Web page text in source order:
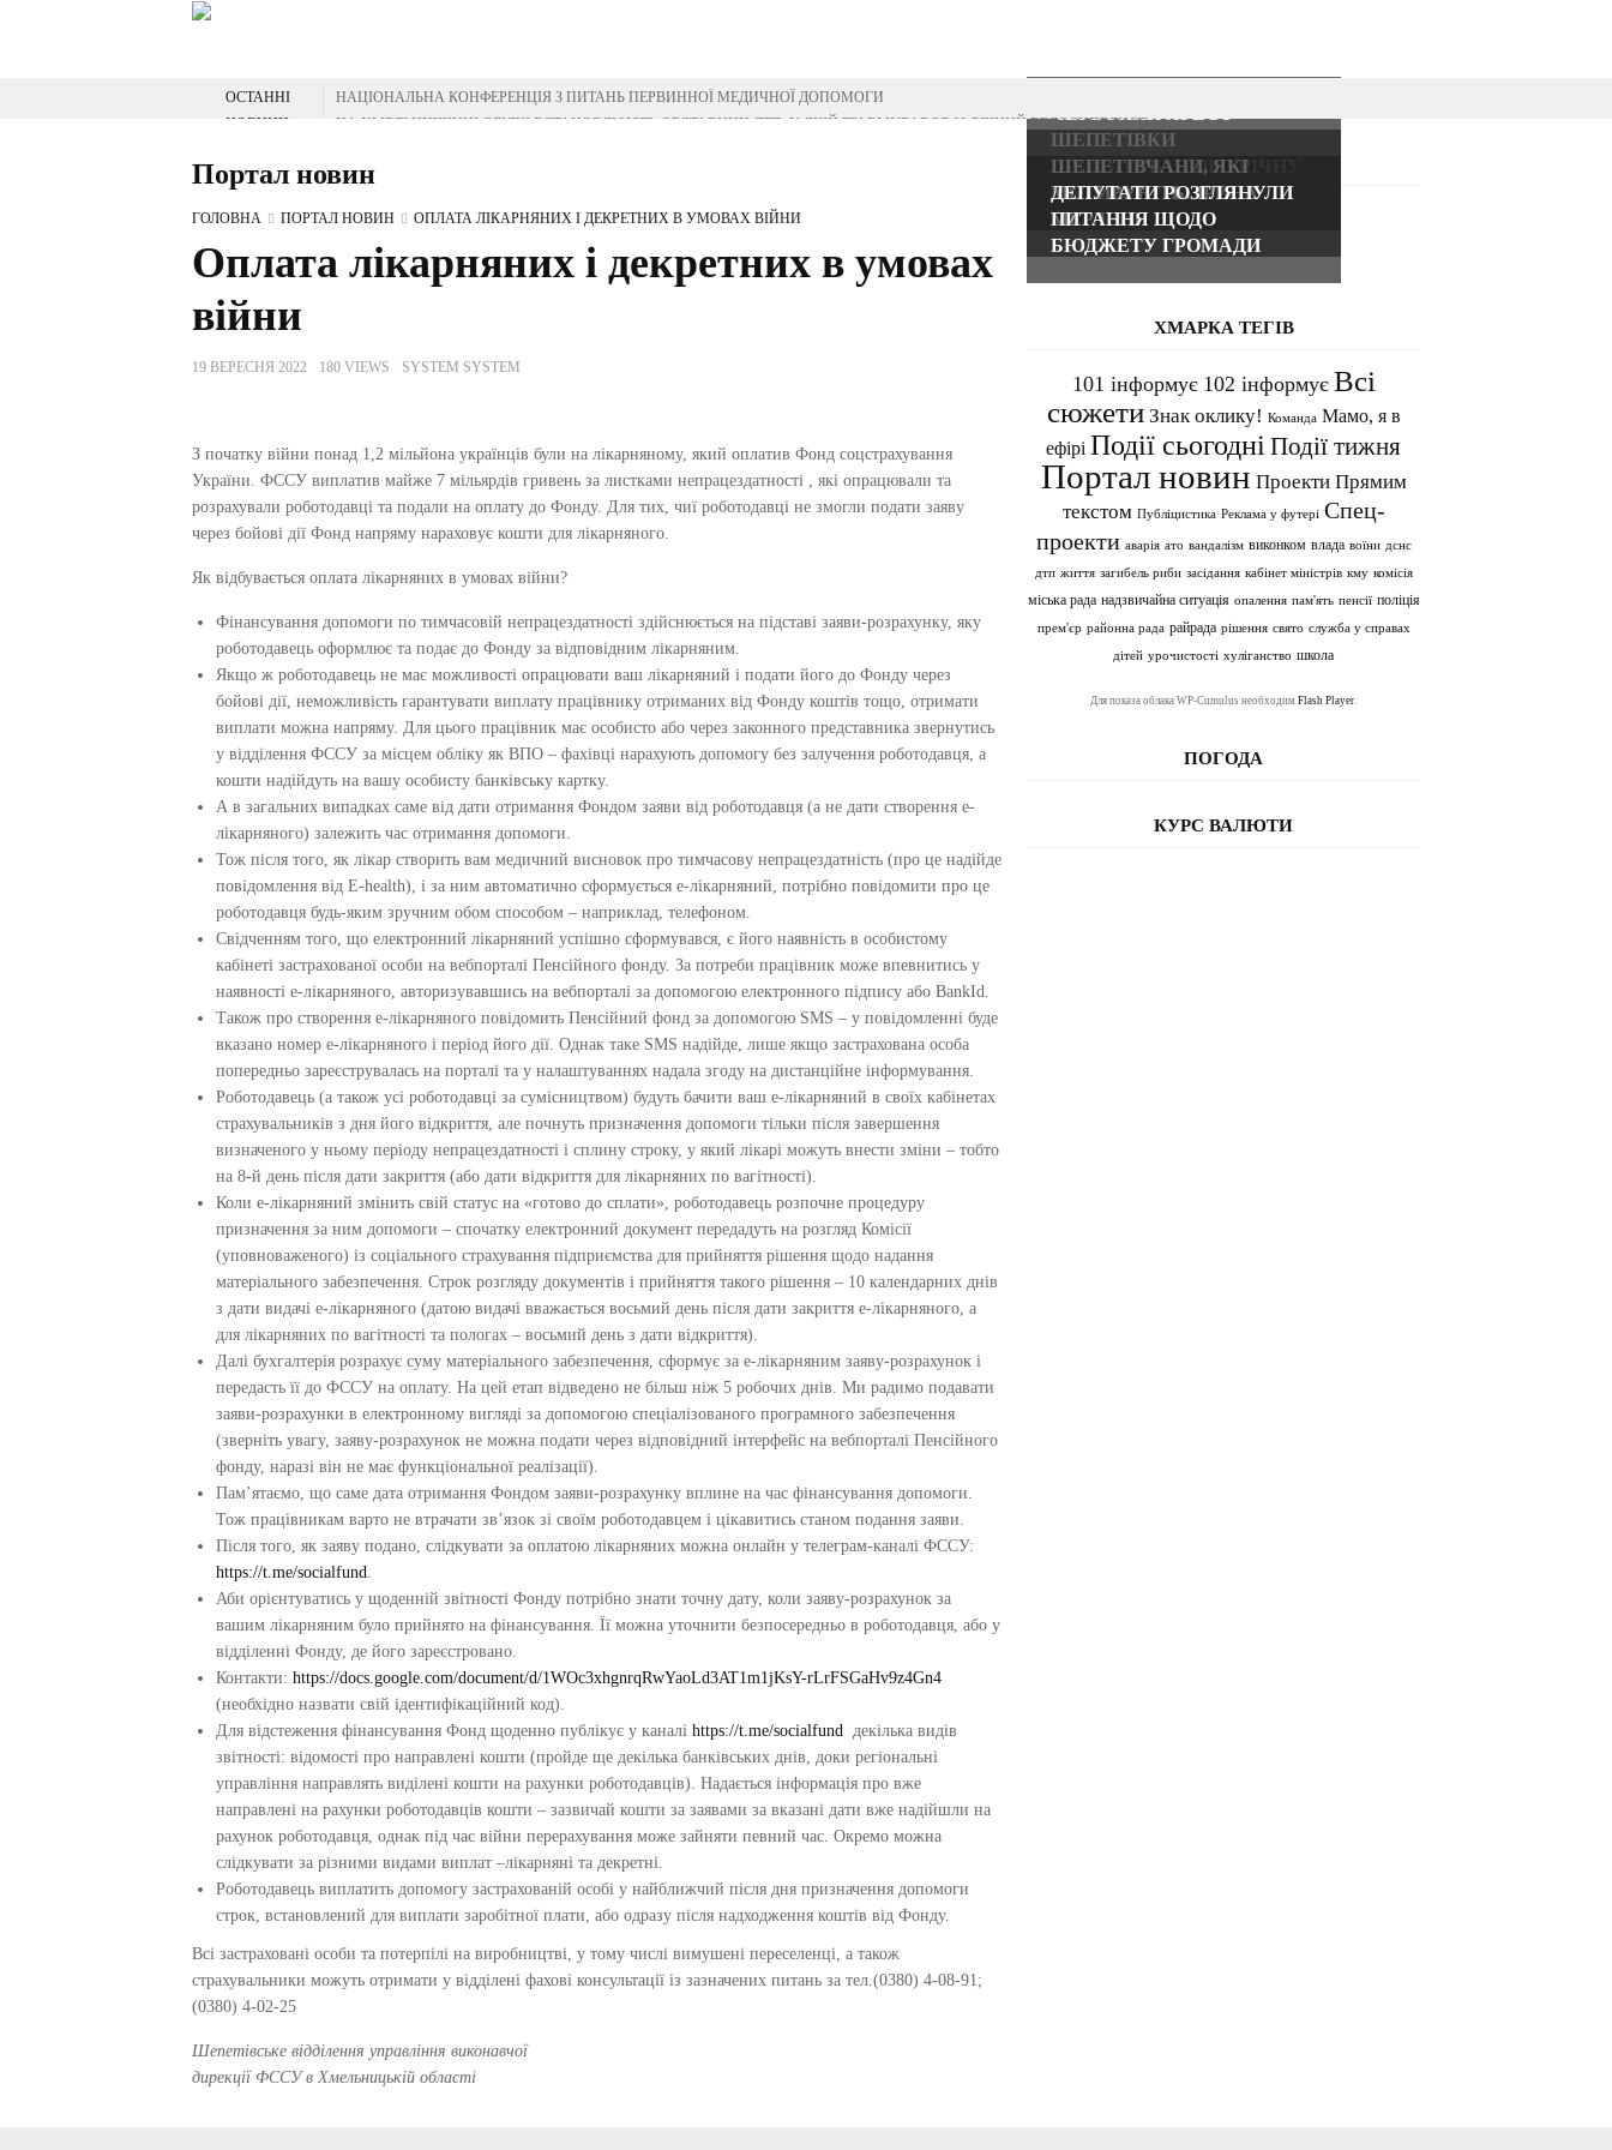
ОСТАННІ
НОВИНИ
НАЦІОНАЛЬНА КОНФЕРЕНЦІЯ З ПИТАНЬ ПЕРВИННОЇ МЕДИЧНОЇ ДОПОМОГИ
НА ХМЕЛЬНИЧЧИНІ СЛІДЧІ ВСТАНОВЛЮЮТЬ ОБСТАВИНИ ДТП, У ЯКІЙ ТРАВМУВАВСЯ 60-РІЧНИЙ ВЕЛОСИПЕДИСТ
СЕРГІЙ ТЮРІН ПРИВІТАВ МУЗЕЙНИКІВ ОБЛАСТІ З ПРОФЕСІЙНИМ СВЯТОМ
ЗАХИСНИКІВ З ХМЕЛЬНИЧЧИНИ ВІДЗНАЧЕНО ВИСОКИМИ ДЕРЖАВНИМИ НАГОРОДАМИ (ПОСМЕРТНО)
Портал новин
ГОЛОВНА ПОРТАЛ НОВИН ОПЛАТА ЛІКАРНЯНИХ І ДЕКРЕТНИХ В УМОВАХ ВІЙНИ
Оплата лікарняних і декретних в умовах
війни
19 ВЕРЕСНЯ 2022 180 VIEWS SYSTEM SYSTEM
З початку війни понад 1,2 мільйона українців були на лікарняному, який оплатив Фонд соцстрахування
України. ФССУ виплатив майже 7 мільярдів гривень за листками непрацездатності , які опрацювали та
розрахували роботодавці та подали на оплату до Фонду. Для тих, чиї роботодавці не змогли подати заяву
через бойові дії Фонд напряму нараховує кошти для лікарняного.
Як відбувається оплата лікарняних в умовах війни?
Фінансування допомоги по тимчасовій непрацездатності здійснюється на підставі заяви-розрахунку, яку
роботодавець оформлює та подає до Фонду за відповідним лікарняним.
Якщо ж роботодавець не має можливості опрацювати ваш лікарняний і подати його до Фонду через
бойові дії, неможливість гарантувати виплату працівнику отриманих від Фонду коштів тощо, отримати
виплати можна напряму. Для цього працівник має особисто або через законного представника звернутись
у відділення ФССУ за місцем обліку як ВПО – фахівці нарахують допомогу без залучення роботодавця, а
кошти надійдуть на вашу особисту банківську картку.
А в загальних випадках саме від дати отримання Фондом заяви від роботодавця (а не дати створення е-
лікарняного) залежить час отримання допомоги.
Тож після того, як лікар створить вам медичний висновок про тимчасову непрацездатність (про це надійде
повідомлення від E-health), і за ним автоматично сформується е-лікарняний, потрібно повідомити про це
роботодавця будь-яким зручним обом способом – наприклад, телефоном.
Свідченням того, що електронний лікарняний успішно сформувався, є його наявність в особистому
кабінеті застрахованої особи на вебпорталі Пенсійного фонду. За потреби працівник може впевнитись у
наявності е-лікарняного, авторизувавшись на вебпорталі за допомогою електронного підпису або BankId.
Також про створення е-лікарняного повідомить Пенсійний фонд за допомогою SMS – у повідомленні буде
вказано номер е-лікарняного і період його дії. Однак таке SMS надійде, лише якщо застрахована особа
попередньо зареєструвалась на порталі та у налаштуваннях надала згоду на дистанційне інформування.
Роботодавець (а також усі роботодавці за сумісництвом) будуть бачити ваш е-лікарняний в своїх кабінетах
страхувальників з дня його відкриття, але почнуть призначення допомоги тільки після завершення
визначеного у ньому періоду непрацездатності і сплину строку, у який лікарі можуть внести зміни – тобто
на 8-й день після дати закриття (або дати відкриття для лікарняних по вагітності).
Коли е-лікарняний змінить свій статус на «готово до сплати», роботодавець розпочне процедуру
призначення за ним допомоги – спочатку електронний документ передадуть на розгляд Комісії
(уповноваженого) із соціального страхування підприємства для прийняття рішення щодо надання
матеріального забезпечення. Строк розгляду документів і прийняття такого рішення – 10 календарних днів
з дати видачі е-лікарняного (датою видачі вважається восьмий день після дати закриття е-лікарняного, а
для лікарняних по вагітності та пологах – восьмий день з дати відкриття).
Далі бухгалтерія розрахує суму матеріального забезпечення, сформує за е-лікарняним заяву-розрахунок і
передасть її до ФССУ на оплату. На цей етап відведено не більш ніж 5 робочих днів. Ми радимо подавати
заяви-розрахунки в електронному вигляді за допомогою спеціалізованого програмного забезпечення
(зверніть увагу, заяву-розрахунок не можна подати через відповідний інтерфейс на вебпорталі Пенсійного
фонду, наразі він не має функціональної реалізації).
Пам’ятаємо, що саме дата отримання Фондом заяви-розрахунку вплине на час фінансування допомоги.
Тож працівникам варто не втрачати зв’язок зі своїм роботодавцем і цікавитись станом подання заяви.
Після того, як заяву подано, слідкувати за оплатою лікарняних можна онлайн у телеграм-каналі ФССУ:
https://t.me/socialfund
Аби орієнтуватись у щоденній звітності Фонду потрібно знати точну дату, коли заяву-розрахунок за
вашим лікарняним було прийнято на фінансування. Її можна уточнити безпосередньо в роботодавця, або у
відділенні Фонду, де його зареєстровано.
Контакти: https://docs.google.com/document/d/1WOc3xhgnrqRwYaoLd3AT1m1jKsY-rLrFSGaHv9z4Gn4
(необхідно назвати свій ідентифікаційний код).
Для відстеження фінансування Фонд щоденно публікує у каналі https://t.me/socialfund
декілька видів
звітності: відомості про направлені кошти (пройде ще декілька банківських днів, доки регіональні
управління направлять виділені кошти на рахунки роботодавців). Надається інформація про вже
направлені на рахунки роботодавців кошти – зазвичай кошти за заявами за вказані дати вже надійшли на
рахунок роботодавця, однак під час війни перерахування може зайняти певний час. Окремо можна
слідкувати за різними видами виплат –лікарняні та декретні.
Роботодавець виплатить допомогу застрахованій особі у найближчий після дня призначення допомоги
строк, встановлений для виплати заробітної плати, або одразу після надходження коштів від Фонду.
Всі застраховані особи та потерпілі на виробництві, у тому числі вимушені переселенці, а також
страхувальники можуть отримати у відділені фахові консультації із зазначених питань за тел.(0380) 4-08-91;
(0380) 4-02-25
Шепетівське відділення управління виконавчої
дирекції ФССУ в Хмельницькій області
ОСТАННІ ВІДЕО
ЧЕРВОНИЙ ХРЕСТ
ШЕПЕТІВКИ
ПРОЗВІТУВАВ ПРО РІЧНУ
ДІЯЛЬНІСТЬ
ШЕПЕТІВЧАНИ, ЯКІ
МОТИВУЮТЬ: ІРИНА
МЕРЛЕНІ
ДЕПУТАТИ РОЗГЛЯНУЛИ
ПИТАННЯ ЩОДО
БЮДЖЕТУ ГРОМАДИ
ХМАРКА ТЕГІВ
101 інформує 102 інформує Всі
сюжети Знак оклику! Команда Мамо, я в
ефірі Події сьогодні Події тижня
Портал новин Проекти Прямим
текстом Публіцистика Реклама у футері Спец-
проекти аварія ато вандалізм виконком влада воїни дснс
дтп життя загибель риби засідання кабінет міністрів кму комісія
міська рада надзвичайна ситуація опалення пам'ять пенсії поліція
прем'єр районна рада райрада рішення свято служба у справах
дітей урочистості хуліганство школа
Для показа облака WP-Cumulus необходим Flash Player
ПОГОДА
КУРС ВАЛЮТИ